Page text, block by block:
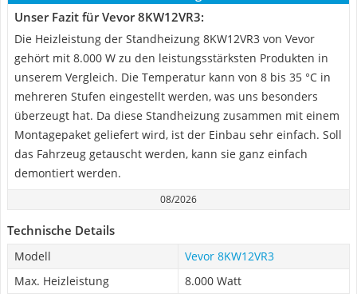
Unser Fazit für Vevor 8KW12VR3:
Die Heizleistung der Standheizung 8KW12VR3 von Vevor
gehört mit 8.000 W zu den leistungsstärksten Produkten in
unserem Vergleich. Die Temperatur kann von 8 bis 35 °C in
mehreren Stufen eingestellt werden, was uns besonders
überzeugt hat. Da diese Standheizung zusammen mit einem
Montagepaket geliefert wird, ist der Einbau sehr einfach. Soll
das Fahrzeug getauscht werden, kann sie ganz einfach
demontiert werden.
08/2026
Technische Details
Modell
Vevor 8KW12VR3
Max. Heizleistung
8.000 Watt